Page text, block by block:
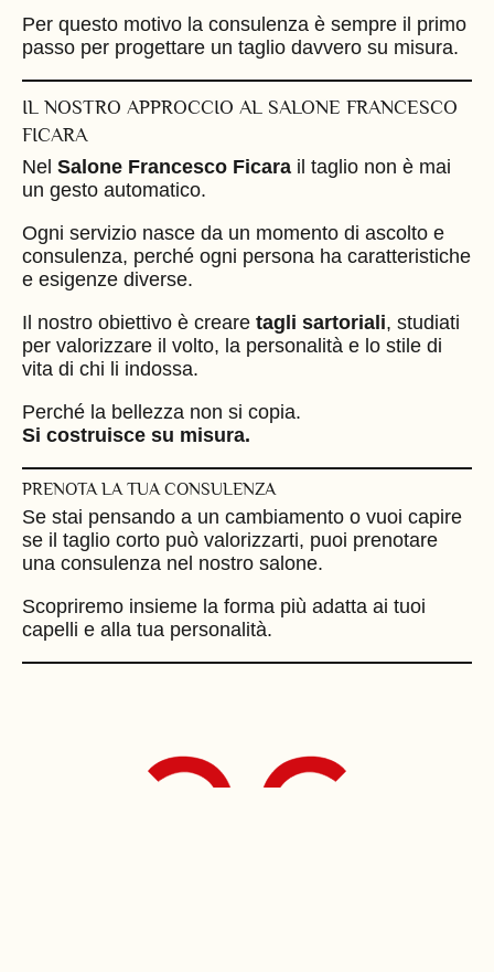
Per questo motivo la consulenza è sempre il primo
passo per progettare un taglio davvero su misura.
IL NOSTRO APPROCCIO AL SALONE FRANCESCO
FICARA
Nel Salone Francesco Ficara il taglio non è mai
un gesto automatico.
Ogni servizio nasce da un momento di ascolto e
consulenza, perché ogni persona ha caratteristiche
e esigenze diverse.
Il nostro obiettivo è creare tagli sartoriali, studiati
per valorizzare il volto, la personalità e lo stile di
vita di chi li indossa.
Perché la bellezza non si copia.
Si costruisce su misura.
PRENOTA LA TUA CONSULENZA
Se stai pensando a un cambiamento o vuoi capire
se il taglio corto può valorizzarti, puoi prenotare
una consulenza nel nostro salone.
Scopriremo insieme la forma più adatta ai tuoi
capelli e alla tua personalità.